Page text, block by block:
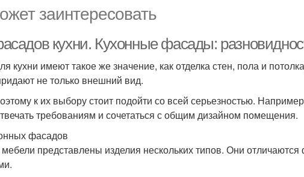
заинтересовать
кухни. Кухонные фасады:
кухни имеют такое же значение, как отделка стен, пола и
не только внешний вид.
к их выбору стоит подойти со всей серьезностью.
требованиям и сочетаться с общим дизайном помещения.
фасадов
представлены изделия нескольких типов. Они